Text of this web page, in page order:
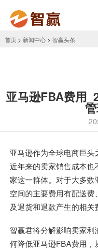
首页 > 新闻中心 > 智赢头条
亚马逊FBA费用
亚马逊作为全球电商巨
近年来的卖家销售成本
家这一群体。对于大多
空间的主要费用有配送
及退货和退款产生的相关
智赢君将分解影响卖家
何降低亚马逊FBA费用